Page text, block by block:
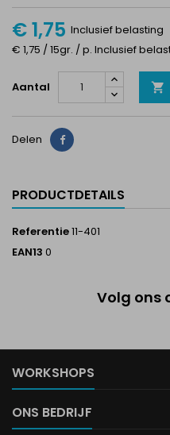
€ 1,75 Inclusief belasting
€ 1,75 / 15gr. / p. Inclusief
Aantal 
Delen Delen
PRODUCTDETAILS
Referentie11-401
EAN13 0
Volg ons
WORKSHOPS
ONS BEDRIJF